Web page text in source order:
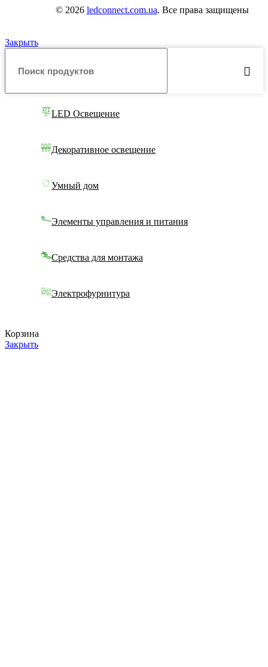
© 2026 ledconnect.com.ua. Все права защищены
Закрыть
LED Освещение
Декоративное освещение
Умный дом
Элементы управления и питания
Средства для монтажа
Электрофурнитура
Корзина
Закрыть